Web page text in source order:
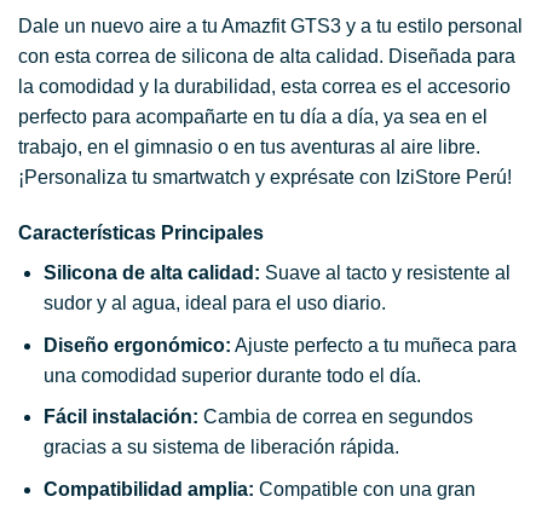
Dale un nuevo aire a tu Amazfit GTS3 y a tu estilo personal
con esta correa de silicona de alta calidad. Diseñada para
la comodidad y la durabilidad, esta correa es el accesorio
perfecto para acompañarte en tu día a día, ya sea en el
trabajo, en el gimnasio o en tus aventuras al aire libre.
¡Personaliza tu smartwatch y exprésate con IziStore Perú!
Características Principales
Silicona de alta calidad: Suave al tacto y resistente al
sudor y al agua, ideal para el uso diario.
Diseño ergonómico: Ajuste perfecto a tu muñeca para
una comodidad superior durante todo el día.
Fácil instalación: Cambia de correa en segundos
gracias a su sistema de liberación rápida.
Compatibilidad amplia: Compatible con una gran